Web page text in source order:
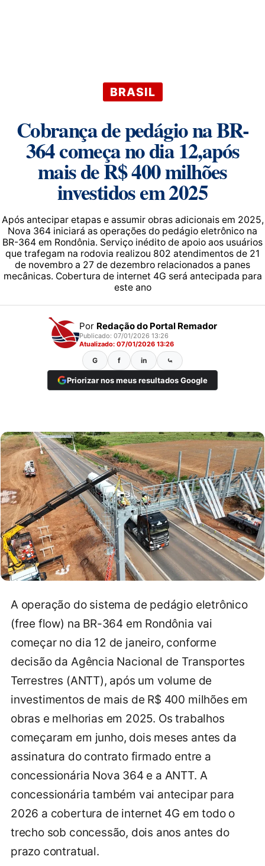
BRASIL
Cobrança de pedágio na BR-
364 começa no dia 12,após
mais de R$ 400 milhões
investidos em 2025
Após antecipar etapas e assumir obras adicionais em 2025,
Nova 364 iniciará as operações do pedágio eletrônico na
BR-364 em Rondônia. Serviço inédito de apoio aos usuários
que trafegam na rodovia realizou 802 atendimentos de 21
de novembro a 27 de dezembro relacionados a panes
mecânicas. Cobertura de internet 4G será antecipada para
este ano
Por Redação do Portal Remador
Publicado: 07/01/2026 13:26
Atualizado: 07/01/2026 13:26
G f in ⤿
Priorizar nos meus resultados Google
A operação do sistema de pedágio eletrônico
(free flow) na BR-364 em Rondônia vai
começar no dia 12 de janeiro, conforme
decisão da Agência Nacional de Transportes
Terrestres (ANTT), após um volume de
investimentos de mais de R$ 400 milhões em
obras e melhorias em 2025. Os trabalhos
começaram em junho, dois meses antes da
assinatura do contrato firmado entre a
concessionária Nova 364 e a ANTT. A
concessionária também vai antecipar para
2026 a cobertura de internet 4G em todo o
trecho sob concessão, dois anos antes do
prazo contratual.